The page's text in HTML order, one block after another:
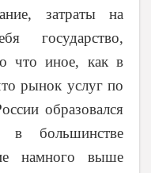
затраты на
государство,
что иное, как в
рынок услуг по
образовался
в большинстве
намного выше